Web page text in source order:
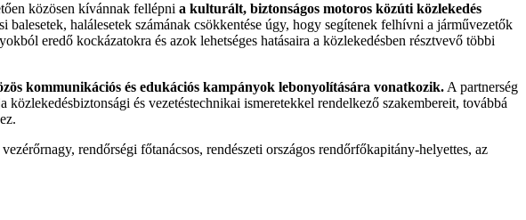
közösen kívánnak fellépni a kulturált, biztonságos motoros közúti közlekedés
halálesetek számának csökkentése úgy, hogy segítenek felhívni a járművezetők
eredő kockázatokra és azok lehetséges hatásaira a közlekedésben résztvevő többi
kommunikációs és edukációs kampányok lebonyolítására vonatkozik. A partnerség
és vezetéstechnikai ismeretekkel rendelkező szakembereit, továbbá
rendőrségi főtanácsos, rendészeti országos rendőrfőkapitány-helyettes, az